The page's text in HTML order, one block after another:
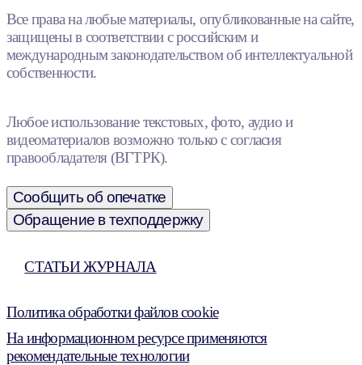
Все права на любые материалы, опубликованные на сайте,
защищены в соответствии с российским и
международным законодательством об интеллектуальной
собственности.
Любое использование текстовых, фото, аудио и
видеоматериалов возможно только с согласия
правообладателя (ВГТРК).
Сообщить об опечатке
Обращение в техподдержку
СТАТЬИ ЖУРНАЛА
Политика обработки файлов cookie
На информационном ресурсе применяются
рекомендательные технологии